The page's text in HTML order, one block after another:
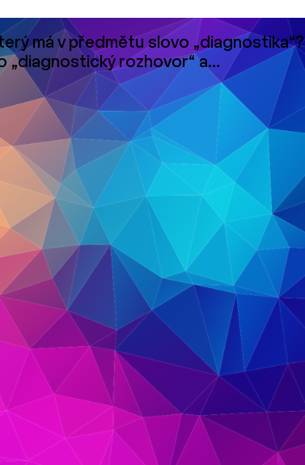
má v předmětu slovo „diagnostika“?
„diagnostický rozhovor“ a…